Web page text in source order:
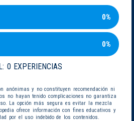
0%
0%
0 EXPERIENCIAS
anónimas y no constituyen recomendación ni
no hayan tenido complicaciones no garantiza
La opción más segura es evitar la mezcla
ofrece información con fines educativos y
por el uso indebido de los contenidos.